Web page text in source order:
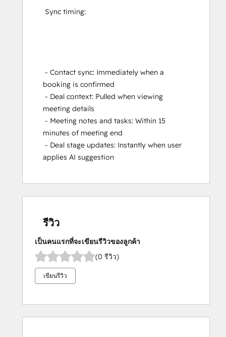
Sync timing:
- Contact sync: Immediately when a
booking is confirmed
- Deal context: Pulled when viewing
meeting details
- Meeting notes and tasks: Within 15
minutes of meeting end
- Deal stage updates: Instantly when user
applies AI suggestion
รีวิว
เป็นคนแรกที่จะเขียนรีวิวของลูกค้า
(0 รีวิว)
เขียนรีวิว